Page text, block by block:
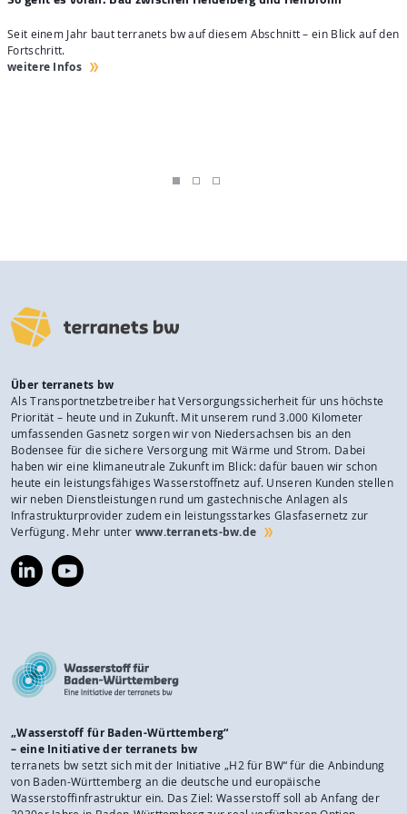
Seit einem Jahr baut terranets bw auf diesem Abschnitt – ein Blick auf den
Fortschritt.
weitere Infos
Über terranets bw
Als Transportnetzbetreiber hat Versorgungssicherheit für uns höchste
Priorität – heute und in Zukunft. Mit unserem rund 3.000 Kilometer
umfassenden Gasnetz sorgen wir von Niedersachsen bis an den
Bodensee für die sichere Versorgung mit Wärme und Strom. Dabei
haben wir eine klimaneutrale Zukunft im Blick: dafür bauen wir schon
heute ein leistungsfähiges Wasserstoffnetz auf. Unseren Kunden stellen
wir neben Dienstleistungen rund um gastechnische Anlagen als
Infrastrukturprovider zudem ein leistungsstarkes Glasfasernetz zur
Verfügung. Mehr unter www.terranets-bw.de
https://www.linkedin.com/company/terranets-
bw-
https://www.youtube.com/@terranetsbw
„Wasserstoff für Baden-Württemberg“
– eine Initiative der terranets bw
terranets bw setzt sich mit der Initiative „H2 für BW“ für die Anbindung
von Baden-Württemberg an die deutsche und europäische
Wasserstoffinfrastruktur ein. Das Ziel: Wasserstoff soll ab Anfang der